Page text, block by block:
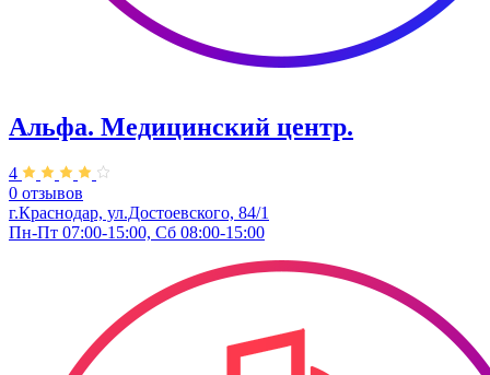
Альфа. Медицинский центр.
4
0 отзывов
г.Краснодар, ул.Достоевского, 84/1
Пн-Пт 07:00-15:00, Сб 08:00-15:00